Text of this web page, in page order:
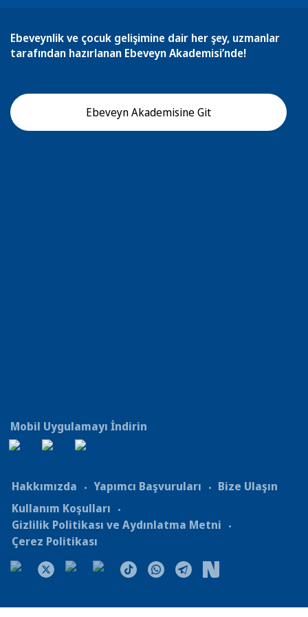
Ebeveynlik ve çocuk gelişimine dair her şey, uzmanlar
tarafından hazırlanan Ebeveyn Akademisi’nde!
Ebeveyn Akademisine Git
Mobil Uygulamayı İndirin
Hakkımızda Yapımcı Başvuruları
Bize Ulaşın
Kullanım Koşulları
Gizlilik Politikası ve Aydınlatma Metni
Çerez Politikası